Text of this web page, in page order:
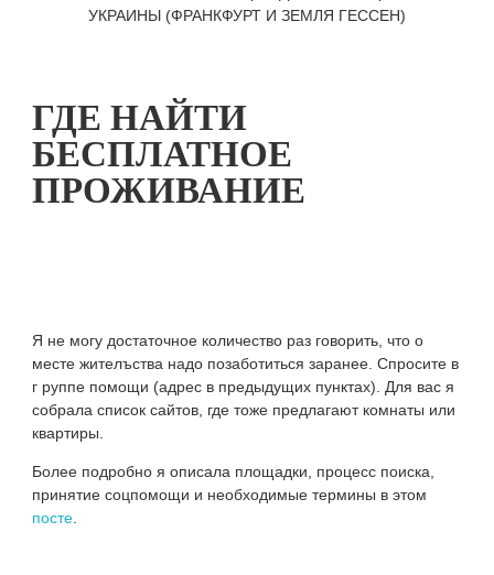
ГДЕ НАЙТИ
БЕСПЛАТНОЕ
ПРОЖИВАНИЕ
Я не могу достаточное количество раз говорить, что о
месте жителъства надо позаботиться заранее. Спросите в
г руппе помощи (адрес в предыдущих пунктах). Для вас я
собрала список сайтов, где тоже предлагают комнаты или
квартиры.
Более подробно я описала площадки, процесс поиска,
принятие соцпомощи и необходимые термины в этом
посте.